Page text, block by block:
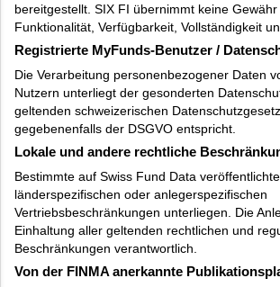
bereitgestellt. SIX FI übernimmt keine
Funktionalität, Verfügbarkeit, Vollständigkeit
Registrierte MyFunds-Benutzer /
Die Verarbeitung personenbezogener Daten
Nutzern unterliegt der gesonderten
geltenden schweizerischen
gegebenenfalls der DSGVO entspricht.
Lokale und andere rechtliche
Bestimmte auf Swiss Fund Data
länderspezifischen oder anlegerspezifischen
Vertriebsbeschränkungen unterliegen. Die
Einhaltung aller geltenden rechtlichen und
Beschränkungen verantwortlich.
Von der FINMA anerkannte